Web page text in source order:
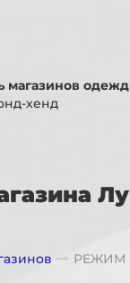
магазинов
хенд
РЕЖИМ